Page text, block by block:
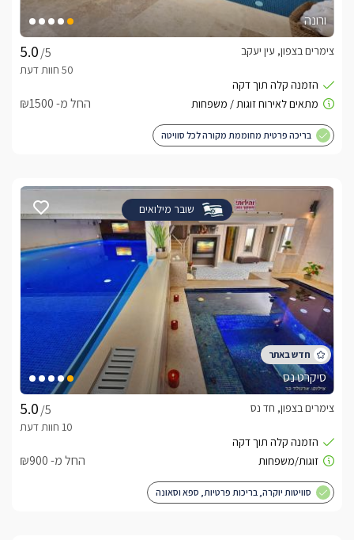
ורונה
/5
צימרים בצפון, עין יעקב
החל מ- ₪1500
בריכה פרטית מחוממת מקורה לכל סוויטה
שובר מילואים
סיקרט נס
/5
צימרים בצפון, חד נס
החל מ- ₪900
סוויטות יוקרה, בריכות פרטיות, ספא וסאונה